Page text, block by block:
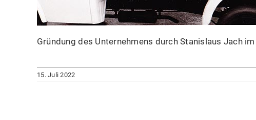
Gründung des Unternehmens durch Stanislaus Jach
15. Juli 2022